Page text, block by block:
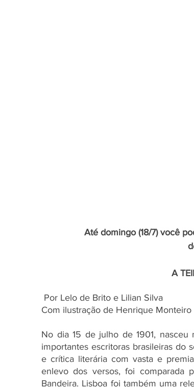
Até domingo (18/7) você
A
Por Lelo de Brito e Lilian Silva
Com ilustração de Henrique Monteiro
No dia 15 de julho de 1901, nasceu
importantes escritoras brasileiras do
e crítica literária com vasta e
enlevo dos versos, foi comparada
Bandeira. Lisboa foi também uma